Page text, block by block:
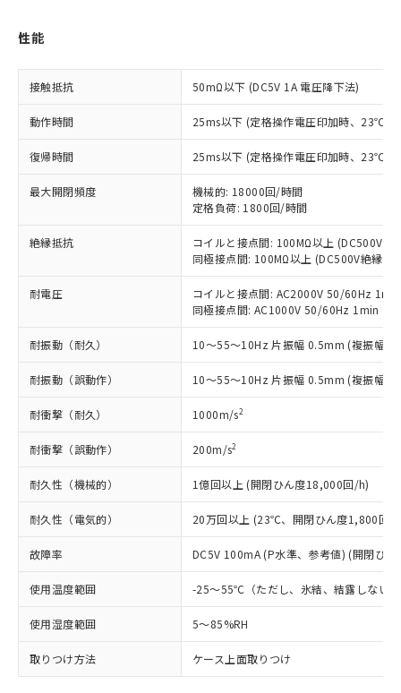
性能
接触抵抗 50mΩ以下 (DC5V 1A 電圧降下法)
動作時間 25ms以下 (定格操作電圧印加時、23℃、
復帰時間 25ms以下 (定格操作電圧印加時、23℃、
最大開閉頻度
機械的: 18000回/時間
定格負荷: 1800回/時間
絶縁抵抗
コイルと接点間: 100MΩ以上 (DC500V絶
同極接点間: 100MΩ以上 (DC500V絶縁抵
耐電圧
コイルと接点間: AC2000V 50/60Hz 1min
同極接点間: AC1000V 50/60Hz 1min
耐振動（耐久） 10～55～10Hz 片振幅 0.5mm (複振幅
耐振動（誤動作） 10～55～10Hz 片振幅 0.5mm (複振幅
耐衝撃（耐久） 1000m/s2
耐衝撃（誤動作） 200m/s2
耐久性（機械的） 1億回以上 (開閉ひん度18,000回/h)
耐久性（電気的） 20万回以上 (23℃、開閉ひん度1,800回/
故障率 DC5V 100mA (P水準、参考値) (開閉ひ
使用温度範囲 -25～55℃（ただし、氷結、結露しない
使用湿度範囲 5～85%RH
取りつけ方法 ケース上面取りつけ
以下の条件をお読みいただき、同意のうえ
本サービスは、当社制御機器事業取扱
商品の当社在庫状況および標準価格
(税抜)を提供させていただくもので
当社制御機器事業取扱商品の中には、
本サービスの対象外となる商品もある
ことをご了承ください。
在庫状況および標準価格照会結果は、
記載している更新日時点での社内デー
タに基づき作成されるものであり、閲
覧された時点での実際の在庫および標
準価格とは異なる場合があることをご
了承ください。
正式な納期状況および標準価格はお客
様のお取引先、またはお客様担当のオ
ムロン制御機器販売店・当社販売員に
ご相談ください。
オムロン制御機器販売店や当社販売拠
点は「
販売ネットワーク
」をご確認
ください。
在庫状況および標準価格結果を当社の
事前の承諾なく第三者に漏洩または開
示しないようお願いします。
マイパーツ機能（部品リスト作成サー
ビス）をご利用いただくには、I-Web
メンバーズにご登録されている必要が
お客様が当ウェブサイト上で当社にご
登録された部品リストについて、当社
および当社の共同利用者が、当社の製
対応予定なし：EU RoHS指令（10物質）の
非含有に非対応の商品で、対応品を出す予
調査・確認中：EU RoHS指令（10物質）の
非含有の対応状況を調査中または確認中の
商品です。
非該当品：ライセンス料など無形物で、有
害物質有無と関係のない商品です。
仕入先様の事情により、非含有部品として
いたものが、含有品と判明した場合などや
むを得ず変更することがあります。
*EU RoHS指令（10物質）：
鉛(Pb) 1000ppm以下、 水銀(Hg) 1000ppm以下、 カド
ミウム(Cd) 100ppm以下、
六価クロム(Cr(Ⅵ)) 1000ppm以下、ポリ臭化ビフェニル
類(PBB) 1000ppm以下、ポリ臭化ジフェニルエーテル類
(PBDE) 1000ppm以下、フタル酸ビス(2-エチルヘキシ
ル) (DEHP)(別名：DOP) 1000ppm以下、フタル酸ブチ
（DBP） 1000ppm以下、フタル酸ジイソブチル
(DIBP) 1000ppm以下
但し、RoHS指令で産業用監視および制御機器に対する
適用除外項目は除く。
フタル酸エステル類の４物質については閾値を超える意
図的な使用がないことを確認しています。
※2 対応予定月
部品在庫の切り替え状況などにより、予定
月が前後することがあります。
※3 非含有証明書ダウンロード
※1 中国RoHS○×表
「○」：最大均質材料含有率が中国RoHSの
基準値以下であることを示します。
「×」：最大均質材料含有率が中国RoHSの
基準値を超えていることを示します。
「－」：未確認です。当社販売部門へお問
い合わせください。
*中国RoHS10物質の基準値 (GB/T26572)：
Pb(鉛) :1000ppm、 Hg(水銀) : 1000ppm、 Cd(カドミウ
ム) : 100ppm、
Cr(Ⅵ)(六価クロム) : 1000ppm、 PBBs(ポリ臭化ビフェ
ニル類) : 1000ppm、 PBDEs(ポリ臭化ジフェニルエーテ
ル類) : 1000ppm、
DBP(フタル酸ジブチル) : 1000ppm、 DIBP(フタル酸ジ
イソブチル) : 1000ppm、 BBP(フタル酸ブチルベンジ
ル) : 1000ppm、
DEHP(フタル酸ビス(2-エチルヘキシル)) : 1000ppm
※2 環境保護使用期限
「ｅ」：有害物質（10物質）のすべてが基
準値以下であることを示します。
「10」：通常の使用状況下において有害物
質が外部に漏えいし、環境に深刻な影響を
及ぼさない年数を意味します。
「－」：未確認です。当社販売部門へお問
い合わせください。
当社は、これら貴社製品のうち、外国
為替および外国貿易法に定める商品
（以下｢規制貨物等」という）を輸出
または国外への提供する場合は、日本
国政府の輸出許可(または役務取引許
可)を取得するなどの必要な手続きを
当社は規制貨物を破棄する場合は、完
全に破砕するなど、違法に輸出されな
いよう必要な手段を講じます。
当社は貴社製品を、核兵器、ミサイ
ル、化学兵器、生物兵器またはその他
武器並びにこれらの製造装置等に一切
使用いたしません。
当社は、貴社製品を第三者に販売する
場合は、上記1、2および3の内容を当
該第三者に通知します。また当社は、
販売先および販売に係わる関係者が違
法に輸出するおそれがある場合は、取
り引きをいたしません。
一定数以上の在庫あり
△ 一定数には満たないが在庫あり
－
在庫なし(最新の在庫状況につ
いては、お客様のお取引先、ま
たはお客様担当のオムロン制御
機器販売店・当社販売員にご確
認ください)
白
受注生産機種、また在庫状況の
情報を公開していない機種